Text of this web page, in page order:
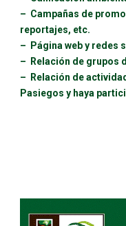
– Campañas de
reportajes, etc.
– Página web y redes
– Relación de grupos
–
Relación de
Pasiegos y haya